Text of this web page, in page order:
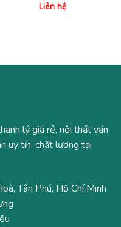
Liên hệ
lý giá rẻ, nội thất văn
uy tín, chất lượng tại
Tân Phú, Hồ Chí Minh